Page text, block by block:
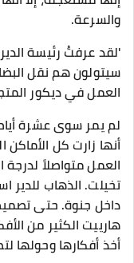
والسرعة.
​'لقد عرفتُ رئيسة
سيتولون هم نقل
العمل في ديكور
​لم يمر سوى عشرة
أنها زارت كل
العمل متواصلاً
تخيلت. الذهاب للدير
داخل جنوة. حتى
هارييت الكثير من
أخذ أفكارها وحولها